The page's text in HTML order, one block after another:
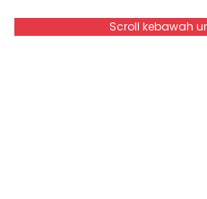
Scroll kebawah